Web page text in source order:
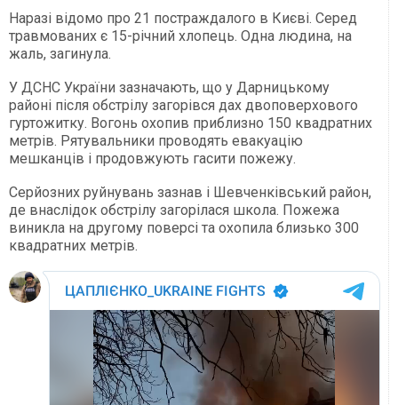
Наразі відомо про 21 постраждалого в Києві. Серед
травмованих є 15-річний хлопець. Одна людина, на
жаль, загинула.
У ДСНС України зазначають, що у Дарницькому
районі після обстрілу загорівся дах двоповерхового
гуртожитку. Вогонь охопив приблизно 150 квадратних
метрів. Рятувальники проводять евакуацію
мешканців і продовжують гасити пожежу.
Серйозних руйнувань зазнав і Шевченківський район,
де внаслідок обстрілу загорілася школа. Пожежа
виникла на другому поверсі та охопила близько 300
квадратних метрів.